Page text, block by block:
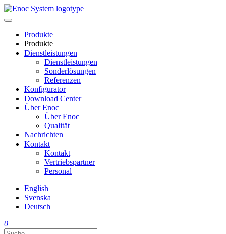
Skip
to
Produkte
Produkte
Dienstleistungen
Dienstleistungen
Sonderlösungen
Referenzen
Konfigurator
Download Center
Über Enoc
Über Enoc
Qualität
Nachrichten
Kontakt
Kontakt
Vertriebspartner
Personal
English
Svenska
Deutsch
0